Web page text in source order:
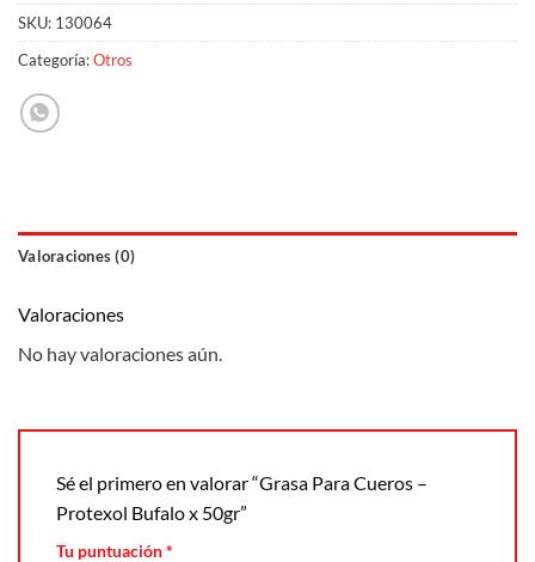
SKU: 130064
Categoría:Otros
Valoraciones (0)
Valoraciones
No hay valoraciones aún.
Sé el primero en valorar “Grasa Para Cueros –
Protexol Bufalo x 50gr”
Tu puntuación*